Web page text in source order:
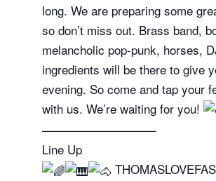
long. We are preparing some
so don’t miss out. Brass band,
melancholic pop-punk, horses,
ingredients will be there to give
evening. So come and tap your
with us. We’re waiting for you!
—————————–
Line Up